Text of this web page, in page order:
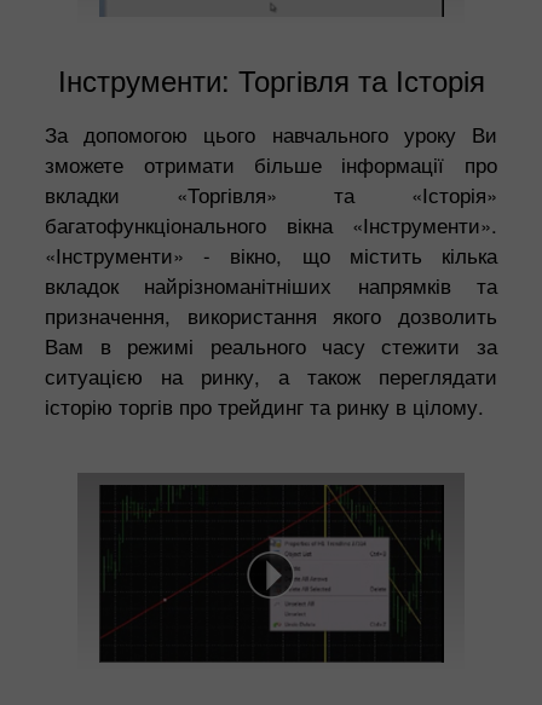
Інструменти: Торгівля та Історія
За допомогою цього навчального уроку Ви
зможете отримати більше інформації про
вкладки «Торгівля» та «Історія»
багатофункціонального вікна «Інструменти».
«Інструменти» - вікно, що містить кілька
вкладок найрізноманітніших напрямків та
призначення, використання якого дозволить
Вам в режимі реального часу стежити за
ситуацією на ринку, а також переглядати
історію торгів про трейдинг та ринку в цілому.